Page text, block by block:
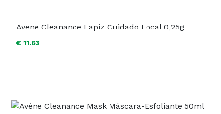
Avene Cleanance Lapiz Cuidado Local 0,25g
€ 11.63